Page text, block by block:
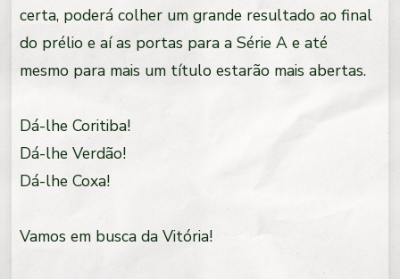
certa, poderá colher um grande resultado ao final
do prélio e aí as portas para a Série A e até
mesmo para mais um título estarão mais abertas.
Dá-lhe Coritiba!
Dá-lhe Verdão!
Dá-lhe Coxa!
Vamos em busca da Vitória!